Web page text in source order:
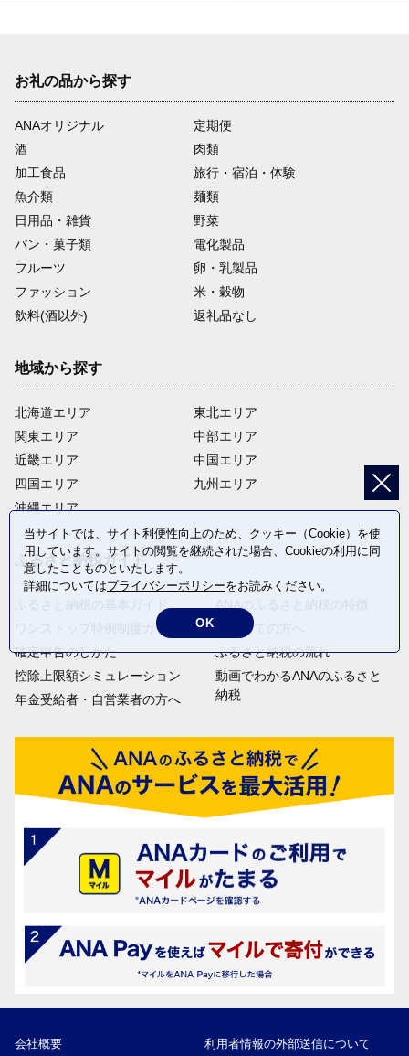
お礼の品から探す
ANAオリジナル
定期便
酒
肉類
加工食品
旅行・宿泊・体験
魚介類
麺類
日用品・雑貨
野菜
パン・菓子類
電化製品
フルーツ
卵・乳製品
ファッション
米・穀物
飲料(酒以外)
返礼品なし
地域から探す
北海道エリア
関東エリア
近畿エリア
四国エリア
沖縄エリア
東北エリア
中部エリア
中国エリア
九州エリア
ふるさと納税ガイド
ふるさと納税の基本ガイド
ワンストップ特例制度ガイド
確定申告のしかた
控除上限額シミュレーション
年金受給者・自営業者の方へ
ANAのふるさと納税の特徴
はじめての方へ
ふるさと納税の流れ
動画でわかるANAのふるさと
納税
会社概要 利用者情報の外部送信について
当サイトでは、サイト利便性向上のため、クッキー（Cookie）を使
用しています。サイトの閲覧を継続された場合、Cookieの利用に同
意したことものといたします。
詳細についてはプライバシーポリシーをお読みください。
OK